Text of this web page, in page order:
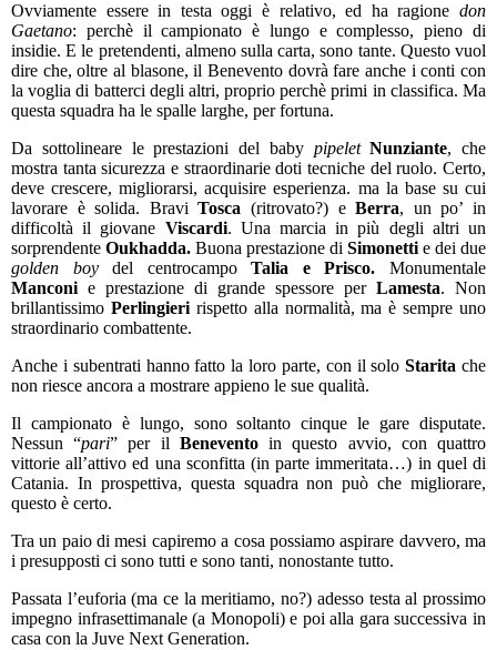
Ovviamente essere in testa oggi è relativo, ed ha ragione don
Gaetano: perchè il campionato è lungo e complesso, pieno di
insidie. E le pretendenti, almeno sulla carta, sono tante. Questo vuol
dire che, oltre al blasone, il Benevento dovrà fare anche i conti con
la voglia di batterci degli altri, proprio perchè primi in classifica. Ma
questa squadra ha le spalle larghe, per fortuna.
Da sottolineare le prestazioni del baby pipelet Nunziante, che
mostra tanta sicurezza e straordinarie doti tecniche del ruolo. Certo,
deve crescere, migliorarsi, acquisire esperienza. ma la base su cui
lavorare è solida. BraviTosca (ritrovato?) eBerra, un po’ in
difficoltà il giovane Viscardi. Una marcia in più degli altri un
sorprendente Oukhadda. Buona prestazione di Simonetti e dei due
golden boydel centrocampoTalia e Prisco.Monumentale
Manconi e prestazione di grande spessore per Lamesta. Non
brillantissimo Perlingieririspetto alla normalità, ma è sempre uno
straordinario combattente.
Anche i subentrati hanno fatto la loro parte, con il soloStarita che
non riesce ancora a mostrare appieno le sue qualità.
Il campionato è lungo, sono soltanto cinque le gare disputate.
Nessun “pari” per il Beneventoin questo avvio, con quattro
vittorie all’attivo ed una sconfitta (in parte immeritata…) in quel di
Catania. In prospettiva, questa squadra non può che migliorare,
questo è certo.
Tra un paio di mesi capiremo a cosa possiamo aspirare davvero, ma
i presupposti ci sono tutti e sono tanti, nonostante tutto.
Passata l’euforia (ma ce la meritiamo, no?) adesso testa al prossimo
impegno infrasettimanale (a Monopoli) e poi alla gara successiva in
casa con la Juve Next Generation.